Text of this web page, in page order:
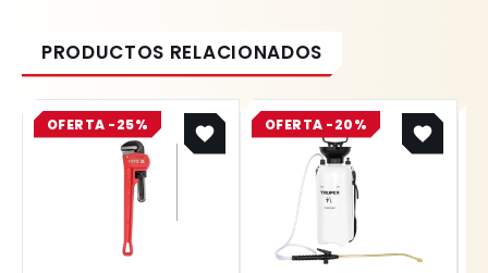
OFERTA -25%
Original
price
was:
$ 36.900.
Current
price
is:
$ 27.675.
OFERTA -20%
Original
price
was:
$ 77.700.
Current
price
is:
$ 62.160.